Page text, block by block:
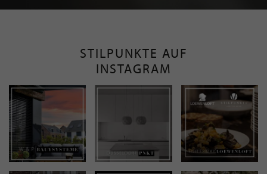
STILPUNKTE AUF
INSTAGRAM